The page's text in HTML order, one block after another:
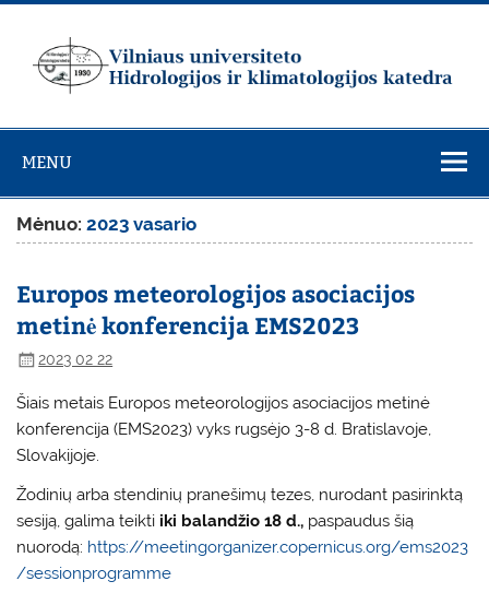
Skip
universiteto
Hidrologijos ir
klimatologijos
katedra
MENU
Mėnuo:2023 vasario
Europos meteorologijos asociacijos
metinė konferencija EMS2023
2023 02 22
Šiais metais Europos meteorologijos asociacijos metinė
konferencija (EMS2023) vyks rugsėjo 3-8 d. Bratislavoje,
Slovakijoje.
Žodinių arba stendinių pranešimų tezes, nurodant pasirinktą
sesiją, galima teikti iki balandžio 18 d., paspaudus šią
nuorodą: https://meetingorganizer.copernicus.org/ems2023
/sessionprogramme